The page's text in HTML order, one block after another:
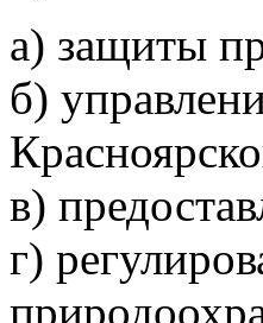
а) защиты
б)
в)
г)